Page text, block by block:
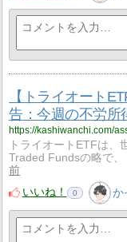
【トライオート
告：今週の不労所
トライオートETFは、
Traded Fundsの略で
前
いいね！
0 か